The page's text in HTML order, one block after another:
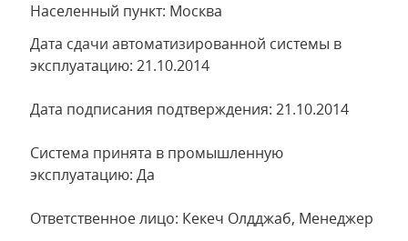
Населенный пункт: Москва
Дата сдачи автоматизированной системы в
эксплуатацию: 21.10.2014
Дата подписания подтверждения: 21.10.2014
Система принята в промышленную
эксплуатацию: Да
Ответственное лицо: Кекеч Олдджаб, Менеджер